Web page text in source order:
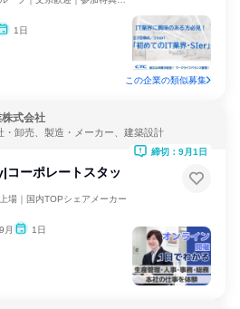
1日
この企業の類似募集
式会社
・卸売、製造・メーカー、建築設計
ーポレートスタッ
場｜国内TOPシェアメーカー
月 1日
締切：9月1日